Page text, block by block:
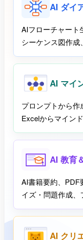
AI ダイ
AIフローチャート
シーケンス図作
AI マイ
プロンプトから作
Excelからマイン
AI 教育
AI書籍要約、PDF
イズ・問題作成、
AI クリ